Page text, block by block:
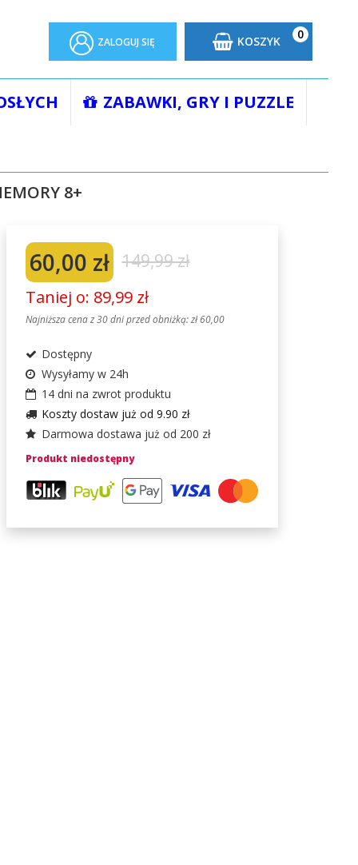
ZALOGUJ SIĘ KOSZYK 0
ZABAWKI, GRY I PUZZLE
8+
60,00 zł 149,99 zł
Taniej o: 89,99 zł
Najniższa cena z 30 dni przed obniżką:zł 60,00
Dostępny
Wysyłamy w 24h
14 dni na zwrot produktu
Koszty dostaw już od 9.90 zł
Darmowa dostawa już od 200 zł
Produkt niedostępny